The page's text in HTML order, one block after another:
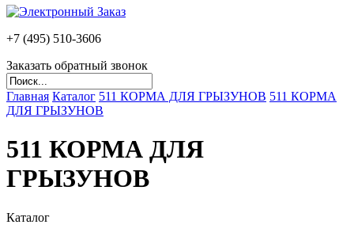
+7 (495) 510-3606
Заказать обратный звонок
Главная Каталог 511 КОРМА ДЛЯ ГРЫЗУНОВ 511 КОРМА
ДЛЯ ГРЫЗУНОВ
511 КОРМА ДЛЯ
ГРЫЗУНОВ
Каталог